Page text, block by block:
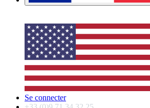
Se connecter